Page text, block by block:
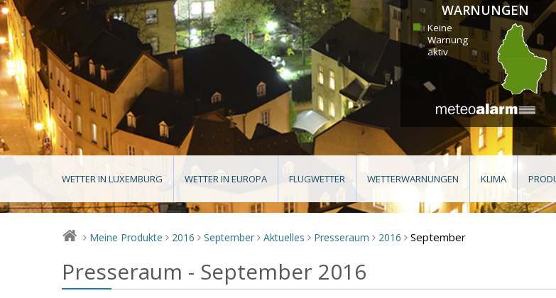
WARNUNGEN
Keine
Warnung
aktiv
WETTER IN LUXEMBURG WETTER IN EUROPA FLUGWETTER WETTERWARNUNGEN KLIMA
> Meine Produkte > 2016 > September > Aktuelles > Presseraum > 2016 > September
Presseraum - September 2016